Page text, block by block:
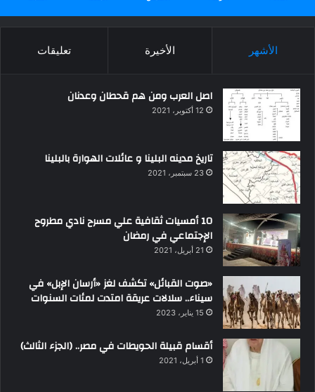
الأشهر الأخيرة تعليقات
اصل العرب ومن هم قحطان وعدنان
12 أكتوبر، 2021
تاريخ مدينه البلينا و عائلات الهوارة بالبلينا
23 سبتمبر، 2021
10 أمسيات ثقافية علي مسرح نادي مطروح
الإجتماعي في رمضان
21 أبريل، 2021
«صوت القبائل» تكشف لغز «أرسان الإبل» في
سيناء.. سلالات عريقة امتدت لمئات السنوات
15 يناير، 2023
أقسام قبيلة الحويطات في مصر.. (الجزء الثالث)
1 أبريل، 2021